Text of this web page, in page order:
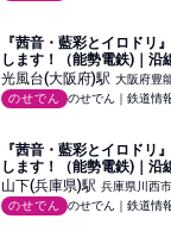
『茜音・藍彩とイロドリ
します！（能勢電鉄)｜沿
け・沿線情報｜のせでん【
光風台(大阪府)駅 大阪府豊
のせでん
『茜音・藍彩とイロドリ
します！（能勢電鉄)｜沿
け・沿線情報｜のせでん【
山下(兵庫県)駅 兵庫県川西市
のせでん